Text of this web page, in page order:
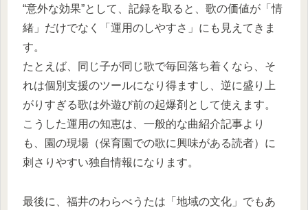
“意外な効果”として、記録を取ると、歌の価値が「情
緒」だけでなく「運用のしやすさ」にも見えてきま
す。​
たとえば、同じ子が同じ歌で毎回落ち着くなら、そ
れは個別支援のツールになり得ますし、逆に盛り上
がりすぎる歌は外遊び前の起爆剤として使えます。​
こうした運用の知恵は、一般的な曲紹介記事より
も、園の現場（保育園での歌に興味がある読者）に
刺さりやすい独自情報になります。​
最後に、福井のわらべうたは「地域の文化」でもあ